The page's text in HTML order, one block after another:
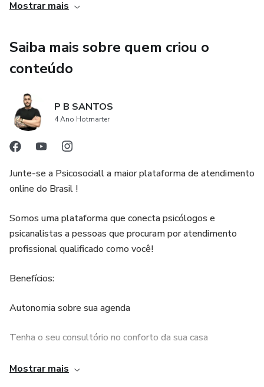
A diferença entre autoestima e amor próprio
Maneiras práticas de construir o amor próprio diariamente
A mecânica interna da autoestima
Os trampolins essenciais para alcançar estados mais
7 maneiras práticas de aumentar a autoestima
Maneiras que as pessoas se sabotam que você precisa
Mostrar mais
Saiba mais sobre quem criou o
conteúdo
P B SANTOS
4 Ano Hotmarter
Junte-se a Psicosociall a maior plataforma de atendimento
online do Brasil !
Somos uma plataforma que conecta psicólogos e
psicanalistas a pessoas que procuram por atendimento
profissional qualificado como você!
Benefícios:
Autonomia sobre sua agenda
Tenha o seu consultório no conforto da sua casa
O paciente paga a consulta diretamente a você
Mostrar mais